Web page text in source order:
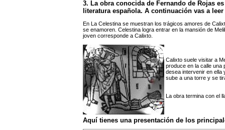
3. La obra conocida de Fernando de Rojas
literatura española. A continuación vas a
En La Celestina se muestran los trágicos amores de
se enamoren. Celestina logra entrar en la mansión de
joven corresponde a Calixto.
Calixto suele visitar a
produce en la calle una
desea intervenir en ella
sube a una torre y se
La obra termina con el
Aquí tienes una presentación de los